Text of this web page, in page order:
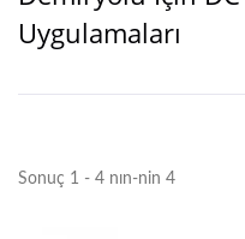
Uygulamaları
Sonuç 1 - 4 nın-nin 4